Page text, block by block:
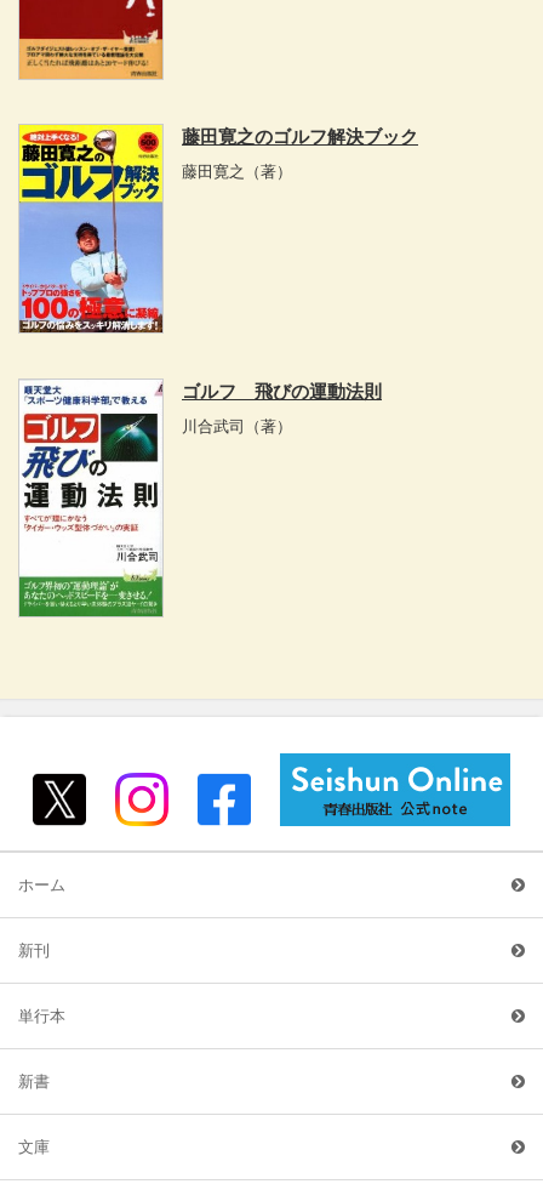
藤田寛之のゴルフ解決ブック
藤田寛之 （著）
ゴルフ 飛びの運動法則
川合武司 （著）
ホーム
新刊
単行本
新書
文庫